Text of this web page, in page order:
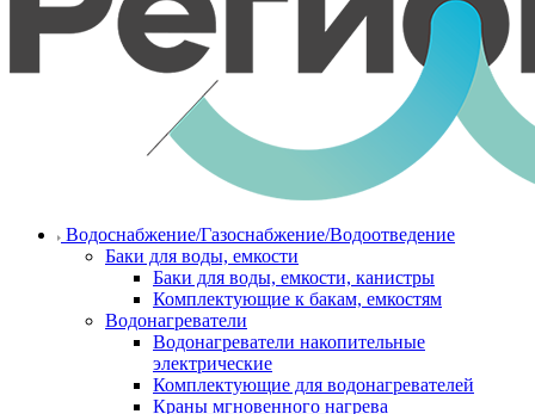
Водоснабжение/Газоснабжение/Водоотведение
Баки для воды, емкости
Баки для воды, емкости, канистры
Комплектующие к бакам, емкостям
Водонагреватели
Водонагреватели накопительные
электрические
Комплектующие для водонагревателей
Краны мгновенного нагрева